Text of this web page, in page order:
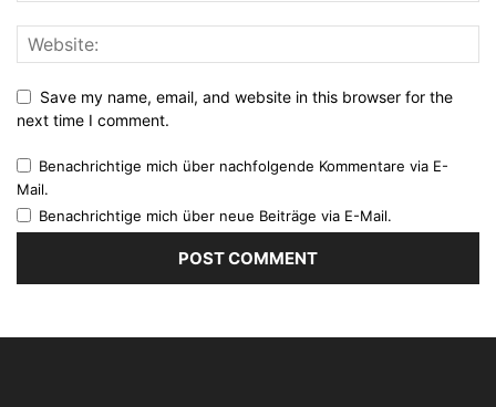
Save my name, email, and website in this browser for the
next time I comment.
Benachrichtige mich über nachfolgende Kommentare via E-
Mail.
Benachrichtige mich über neue Beiträge via E-Mail.